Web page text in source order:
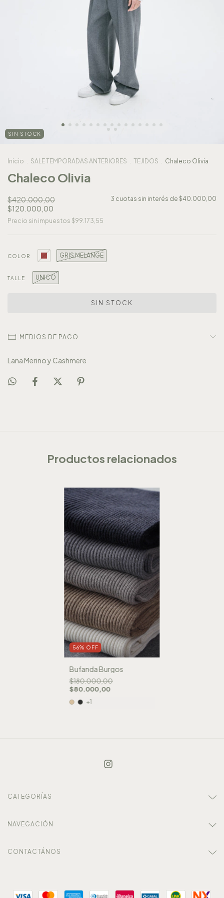
SIN STOCK
Inicio . SALE TEMPORADAS ANTERIORES . TEJIDOS . Chaleco Olivia
Chaleco Olivia
$420.000,00
$120.000,00
3 cuotas sin interés de $40.000,00
Precio sin impuestos $99.173,55
COLOR GRIS MELANGE
TALLE UNICO
MEDIOS DE PAGO
Lana Merino y Cashmere
Productos relacionados
56% OFF
Bufanda Burgos
$180.000,00
$80.000,00
+1
CATEGORÍAS
NAVEGACIÓN
CONTACTÁNOS